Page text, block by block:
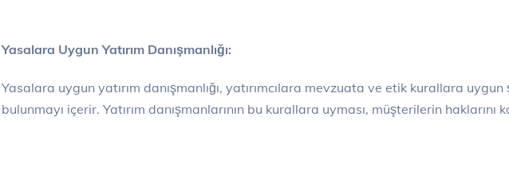
Yasalara Uygun Yatırım Danışmanlığı:
Yasalara uygun yatırım danışmanlığı, yatırımcılara mevzuata ve etik kurallara
bulunmayı içerir. Yatırım danışmanlarının bu kurallara uyması, müşterilerin haklarını